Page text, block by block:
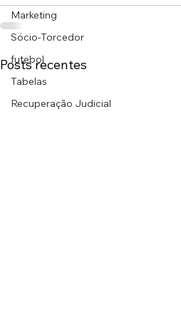
Marketing
Sócio-Torcedor
futebol
Tabelas
Recuperação Judicial
Posts recentes